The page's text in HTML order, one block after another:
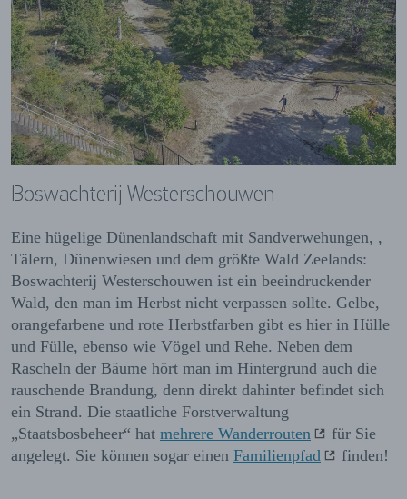
Boswachterij Westerschouwen
Eine hügelige Dünenlandschaft mit Sandverwehungen, ,
Tälern, Dünenwiesen und dem größte Wald Zeelands:
Boswachterij Westerschouwen ist ein beeindruckender
Wald, den man im Herbst nicht verpassen sollte. Gelbe,
orangefarbene und rote Herbstfarben gibt es hier in Hülle
und Fülle, ebenso wie Vögel und Rehe. Neben dem
Rascheln der Bäume hört man im Hintergrund auch die
rauschende Brandung, denn direkt dahinter befindet sich
ein Strand. Die staatliche Forstverwaltung
„Staatsbosbeheer“ hat mehrere Wanderrouten
für Sie
angelegt. Sie können sogar einen Familienpfad finden!